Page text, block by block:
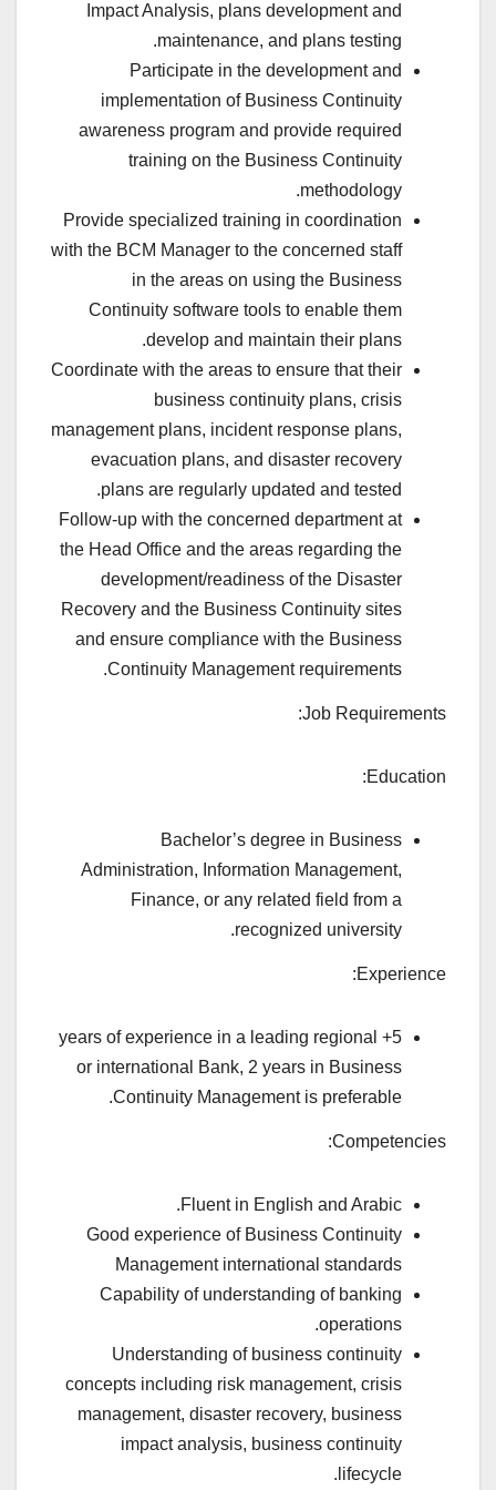
Impact Analysis, plans development and
maintenance, and plans testing.
Participate in the development and
implementation of Business Continuity
awareness program and provide required
training on the Business Continuity
methodology.
Provide specialized training in coordination
with the BCM Manager to the concerned staff
in the areas on using the Business
Continuity software tools to enable them
develop and maintain their plans.
Coordinate with the areas to ensure that their
business continuity plans, crisis
management plans, incident response plans,
evacuation plans, and disaster recovery
plans are regularly updated and tested.
Follow-up with the concerned department at
the Head Office and the areas regarding the
development/readiness of the Disaster
Recovery and the Business Continuity sites
and ensure compliance with the Business
Continuity Management requirements.
Job Requirements:
Education:
Bachelor’s degree in Business
Administration, Information Management,
Finance, or any related field from a
recognized university.
Experience:
5+ years of experience in a leading regional
or international Bank, 2 years in Business
Continuity Management is preferable.
Competencies:
Fluent in English and Arabic.
Good experience of Business Continuity
Management international standards
Capability of understanding of banking
operations.
Understanding of business continuity
concepts including risk management, crisis
management, disaster recovery, business
impact analysis, business continuity
lifecycle.